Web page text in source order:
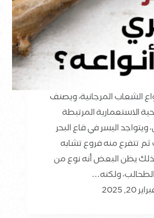
الشعاب المرجانية، ويصنف
الاستعمارية المرتبطة
اليسر في قاع البحر
تتفرع منه فروع تشابه
يظن البعض أنه نوع من
الطحالب، ولكنه…
20, 2025